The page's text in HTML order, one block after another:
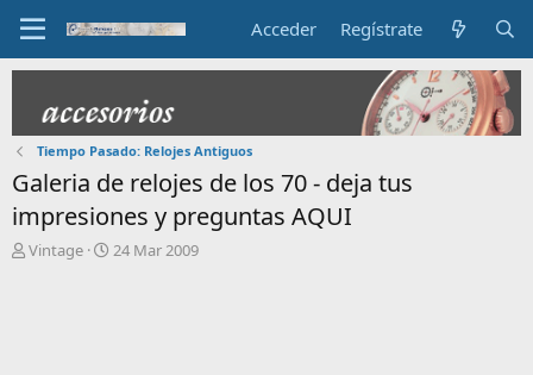
Acceder Regístrate
Tiempo Pasado: Relojes Antiguos
Galeria de relojes de los 70 - deja tus
impresiones y preguntas AQUI
IVintage
F
24 Mar 2009